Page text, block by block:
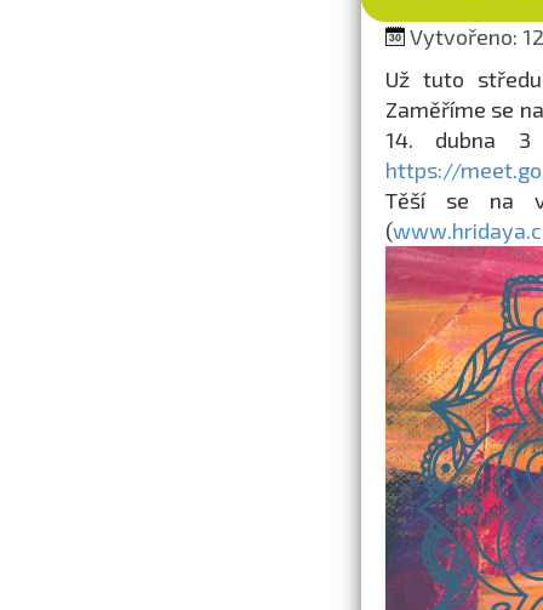
Vytvořeno:
Už tuto
Zaměříme se
14. dubna 3
https://
Těší se na
(